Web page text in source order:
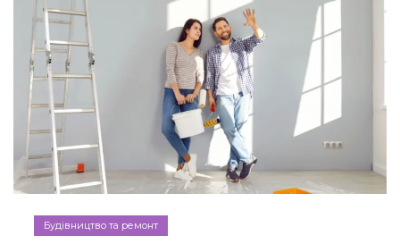
Будівництво та ремонт